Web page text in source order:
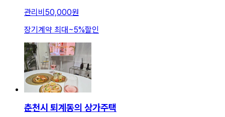
관리비 50,000원
장기계약 최대~5%할인
춘천시 퇴계동의 상가주택